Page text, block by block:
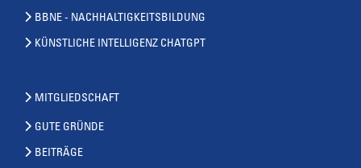
BBNE - NACHHALTIGKEITSBILDUNG
KÜNSTLICHE INTELLIGENZ CHATGPT
MITGLIEDSCHAFT
GUTE GRÜNDE
BEITRÄGE